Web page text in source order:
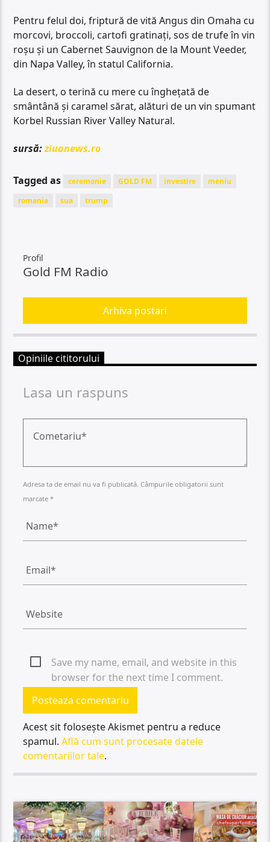
Pentru felul doi, friptură de vită Angus din Omaha cu
morcovi, broccoli, cartofi gratinaţi, sos de trufe în vin
roşu şi un Cabernet Sauvignon de la Mount Veeder,
din Napa Valley, în statul California.
La desert, o terină cu mere cu îngheţată de
smântână şi caramel sărat, alături de un vin spumant
Korbel Russian River Valley Natural.
sursă:ziuanews.ro
Tagged as ceremonie GOLD FM investire
meniu
romania
sua trump
Profil
Gold FM Radio
Arhiva postari
Opiniile cititorului
Lasa un raspuns
Adresa ta de email nu va fi publicată. Câmpurile obligatorii sunt
marcate *
Save my name, email, and website in this
browser for the next time I comment.
Acest sit folosește Akismet pentru a reduce
spamul.Află cum sunt procesate datele
comentariilor tale.